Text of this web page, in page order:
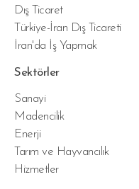
Dış Ticaret
Türkiye-İran Dış Ticareti
İran'da İş Yapmak
Sektörler
Sanayi
Madencilik
Enerji
Tarım ve Hayvancılık
Hizmetler